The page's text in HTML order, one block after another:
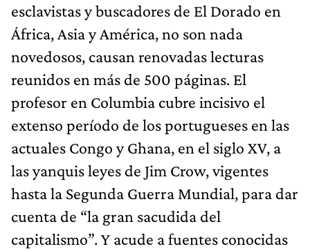
esclavistas y buscadores de El Dorado en
África, Asia y América, no son nada
novedosos, causan renovadas lecturas
reunidos en más de 500 páginas. El
profesor en Columbia cubre incisivo el
extenso período de los portugueses en las
actuales Congo y Ghana, en el siglo XV, a
las yanquis leyes de Jim Crow, vigentes
hasta la Segunda Guerra Mundial, para dar
cuenta de “la gran sacudida del
capitalismo”. Y acude a fuentes conocidas